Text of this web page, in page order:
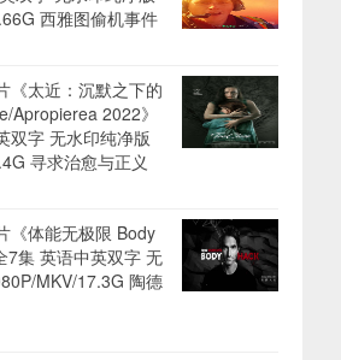
西雅图偷机事件
《太近：沉默之下的
Apropierea 2022》
双字 无水印纯净版
寻求治愈与正义
《体能无极限 Body
7集 英语中英双字 无
MKV/17.3G 陶德